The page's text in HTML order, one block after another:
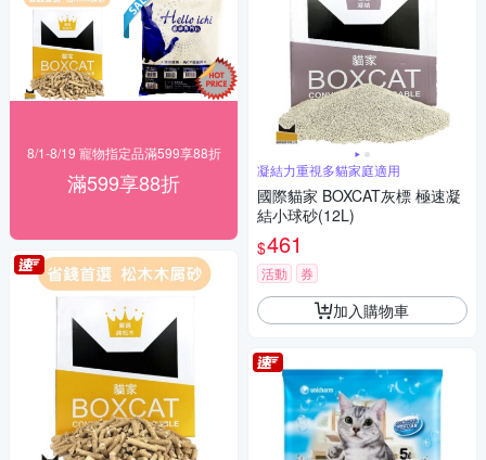
8/1-8/19 寵物指定品滿599享88折
滿599享88折 凝結力重視多貓家庭適用
國際貓家 BOXCAT灰標 極速凝
結小球砂(12L)
$461
活動 券
加入購物車